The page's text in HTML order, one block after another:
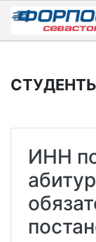
Skip
content
ИНН